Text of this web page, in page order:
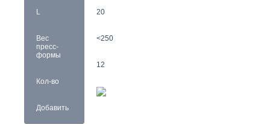
L
Вес
пресс-
формы
Кол-во
Добавить
20
<250
12